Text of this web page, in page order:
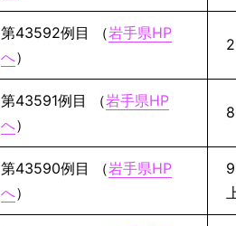
第43592例目 （岩手県HP
へ）
第43591例目 （岩手県HP
へ）
第43590例目 （岩手県HP
へ）